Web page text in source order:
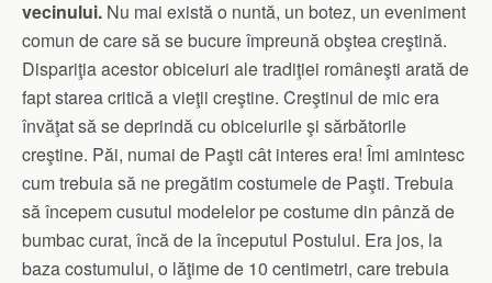
vecinului. Nu mai există o nuntă, un botez, un eveniment
comun de care să se bucure împreună obştea creştină.
Dispariţia acestor obiceiuri ale tradiţiei româneşti arată de
fapt starea critică a vieţii creştine. Creştinul de mic era
învăţat să se deprindă cu obiceiurile şi sărbătorile
creştine. Păi, numai de Paşti cât interes era! Îmi amintesc
cum trebuia să ne pregătim costumele de Paşti. Trebuia
să începem cusutul modelelor pe costume din pânză de
bumbac curat, încă de la începutul Postului. Era jos, la
baza costumului, o lăţime de 10 centimetri, care trebuia